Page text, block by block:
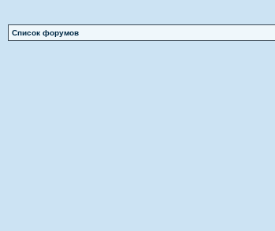
Список форумов